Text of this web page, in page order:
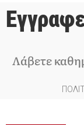
Λάβετε